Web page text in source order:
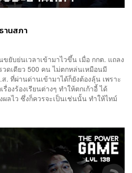
านสภา
ขยับย่นเวลาเข้ามาไวขึ้น เมื่อ กกต. แถลง
วดเดียว 500 คน ไม่ตกหล่นเหมือนมี
ที่ผ่านด่านเข้ามาได้ก็ยังต้องลุ้น เพราะ
รื่องร้องเรียนต่างๆ ทำให้ตกเก้าอี้ ได้
ลไว ซึ่งก็ควรจะเป็นเช่นนั้น ทำให้ไทม์